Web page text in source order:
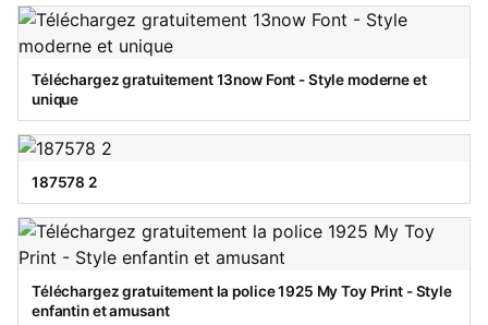
Téléchargez gratuitement 13now Font - Style moderne et
unique
187578 2
Téléchargez gratuitement la police 1925 My Toy Print - Style
enfantin et amusant